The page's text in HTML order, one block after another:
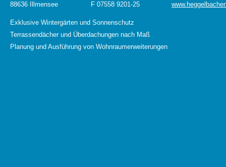
88636 Illmensee
F 07558 9201-25
Exklusive Wintergärten und Sonnenschutz
Terrassendächer und Überdachungen nach Maß
Planung und Ausführung von Wohnraumerweiterungen